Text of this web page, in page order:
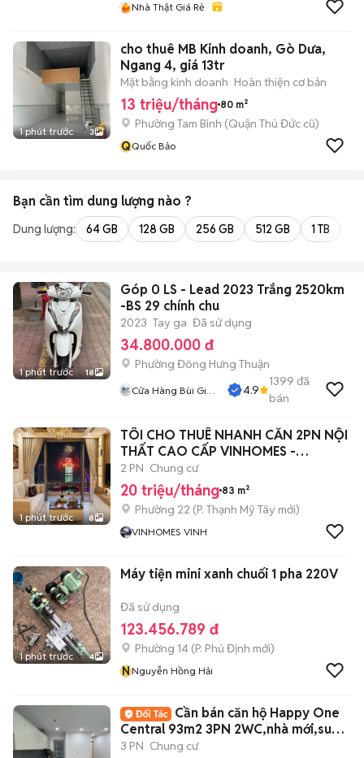
Nhà Thật Giá Rẻ
1 phút trước 3
cho thuê MB Kinh doanh, Gò Dưa,
Ngang 4, giá 13tr
Mặt bằng kinh doanh Hoàn thiện cơ bản
13 triệu/tháng 80 m²
Phường Tam Bình (Quận Thủ Đức cũ)
QQuốc Bảo
Bạn cần tìm dung lượng nào ?
Dung lượng: 64 GB 128 GB 256 GB 512 GB 1 TB
1 phút trước 18
Góp 0 LS - Lead 2023 Trắng 2520km
-BS 29 chính chu
2023 Tay ga Đã sử dụng
34.800.000 đ
Phường Đông Hưng Thuận
Cửa Hàng Bùi Gia
4.9
1399 đã
bán
1 phút trước 8
TÔI CHO THUÊ NHANH CĂN 2PN NỘI
THẤT CAO CẤP VINHOMES -
LANDMARK
2 PN Chung cư
20 triệu/tháng 83 m²
Phường 22 (P. Thạnh Mỹ Tây mới)
VINHOMES VINH
1 phút trước 4
Máy tiện mini xanh chuối 1 pha 220V
Đã sử dụng
123.456.789 đ
Phường 14 (P. Phú Định mới)
NNguyễn Hồng Hải
Cần bán căn hộ Happy One
Central 93m2 3PN 2WC,nhà mới,suất
SPA giá tốt
3 PN Chung cư